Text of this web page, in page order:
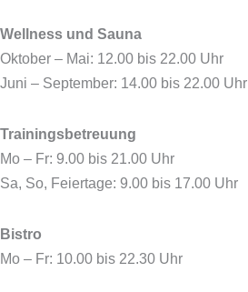
r
m
Wellness und Sauna
Oktober – Mai: 12.00 bis 22.00 Uhr
Juni – September: 14.00 bis 22.00 Uhr
Trainingsbetreuung
Mo – Fr: 9.00 bis 21.00 Uhr
Sa, So, Feiertage: 9.00 bis 17.00 Uhr
Bistro
Mo – Fr: 10.00 bis 22.30 Uhr